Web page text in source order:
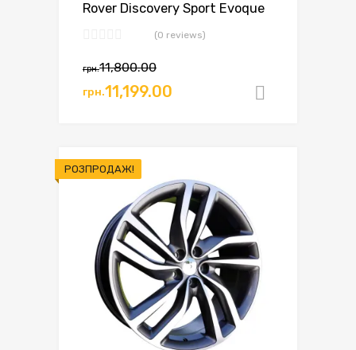
Rover Discovery Sport Evoque
(0 reviews)
грн.11,800.00
грн.11,199.00
РОЗПРОДАЖ!